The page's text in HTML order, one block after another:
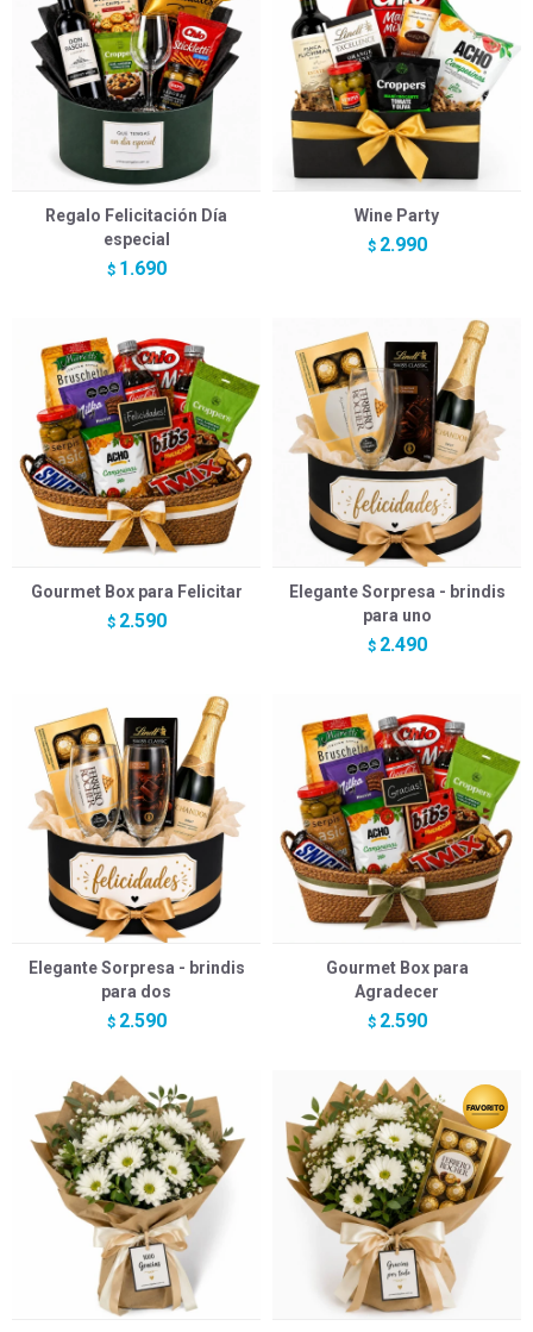
Regalo Felicitación Día
especial
$ 1.690
Wine Party
$ 2.990
Gourmet Box para Felicitar
$ 2.590
Elegante Sorpresa - brindis
para uno
$ 2.490
Elegante Sorpresa - brindis
para dos
$ 2.590
Gourmet Box para
Agradecer
$ 2.590